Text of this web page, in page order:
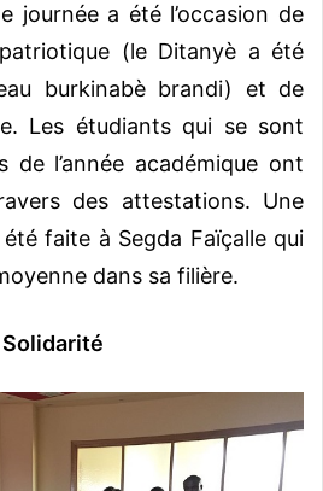
journée a été l’occasion de
(le Ditanyè a été
burkinabè brandi) et de
Les étudiants qui se sont
de l’année académique ont
des attestations. Une
faite à Segda Faïçalle qui
dans sa filière.
Solidarité